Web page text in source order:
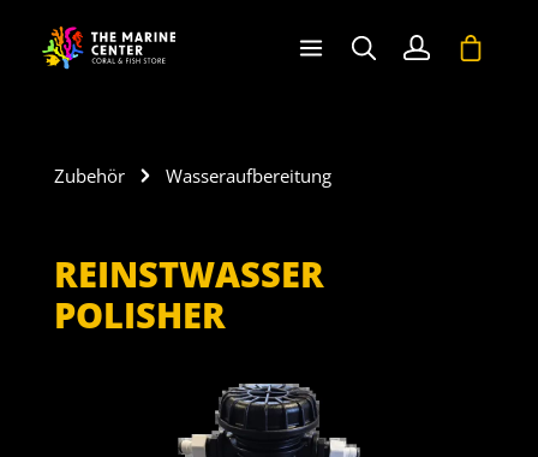
springen
Zubehör Wasseraufbereitung
REINSTWASSER
POLISHER
Bildergalerie überspringen